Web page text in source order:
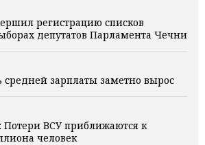
регистрацию списков
депутатов Парламента Чечни
средней зарплаты заметно вырос
ВСУ приближаются к
человек